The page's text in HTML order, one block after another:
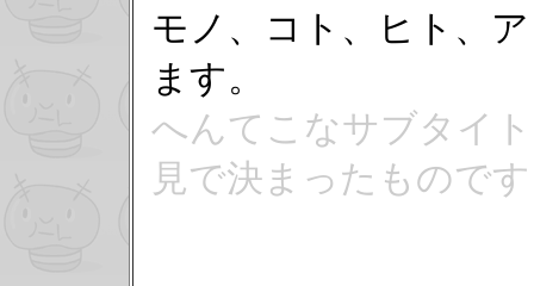
モノ、コト、ヒト、
ます。
へんてこなサブタイ
見で決まったもので